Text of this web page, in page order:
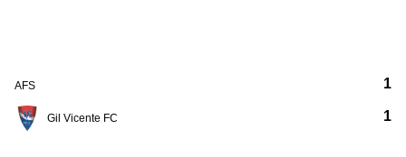
AFS
Gil Vicente FC
1
1